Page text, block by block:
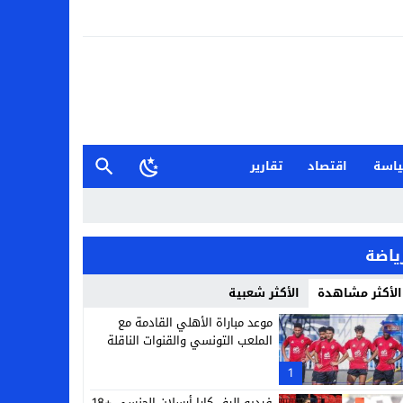
اقتصاد
تقارير
الأكثر مشاهدة الأكثر شعبية
1
موعد مباراة الأهلي القادمة مع
الملعب التونسي والقنوات الناقلة